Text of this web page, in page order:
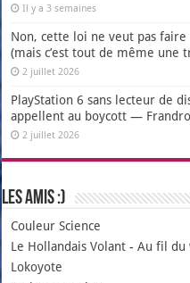
Il y a 3 semaines
Non, cette loi ne veut pas
(mais c’est tout de même une
2 juillet 2026
PlayStation 6 sans lecteur de
appellent au boycott —
2 juillet 2026
Les amis :)
Couleur Science
Le Hollandais Volant -Au fil du
Lokoyote